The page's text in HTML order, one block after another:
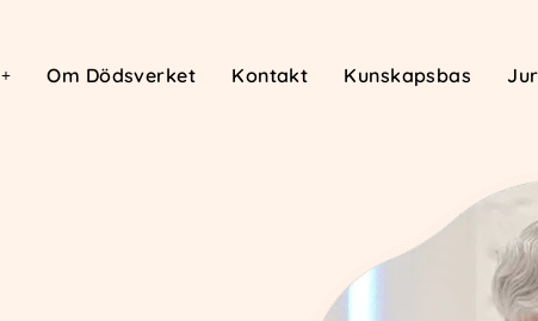
Om Dödsverket Kontakt Kunskapsbas